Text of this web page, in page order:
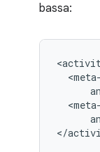
bassa:
</